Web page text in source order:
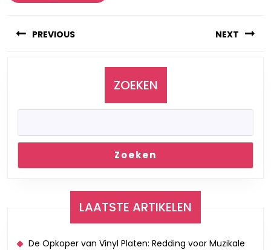
PREVIOUS NEXT
Volgend
bericht:
ZOEKEN
Zoeken
LAATSTE ARTIKELEN
De Opkoper van Vinyl Platen: Redding voor Muzikale